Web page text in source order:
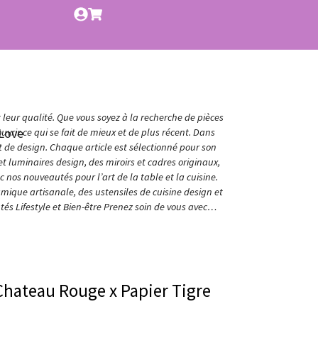
qualité. Que vous soyez à la recherche de pièces
ce qui se fait de mieux et de plus récent. Dans
design. Chaque article est sélectionné pour son
luminaires design, des miroirs et cadres originaux,
nos nouveautés pour l’art de la table et la cuisine.
artisanale, des ustensiles de cuisine design et
Lifestyle et Bien-être Prenez soin de vous avec…
Rouge x Papier Tigre